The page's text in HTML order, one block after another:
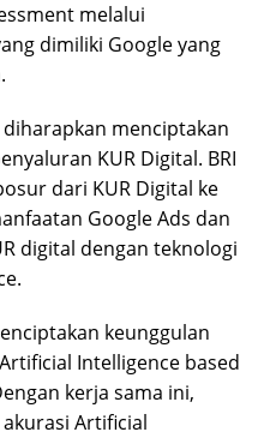
melalui
dimiliki Google yang
menciptakan
KUR Digital. BRI
dari KUR Digital ke
Google Ads dan
digital dengan teknologi
keunggulan
Intelligence based
kerja sama ini,
Artificial